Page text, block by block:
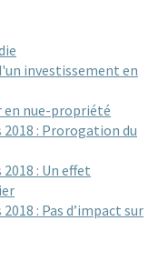
investissement en
en nue-propriété
: Prorogation du
: Un effet
: Pas d’impact sur